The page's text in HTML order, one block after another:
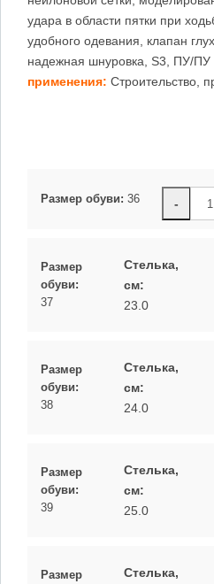
удара в области пятки при
удобного одевания, клапан
надежная шнуровка, S3, ПУ/ПУ
применения: Строительство,
-
Размер обуви: 36
Размер
обуви:
37
Стелька,
см:
23.0
Размер
обуви:
38
Стелька,
см:
24.0
Размер
обуви:
39
Стелька,
см:
25.0
Размер
Стелька,